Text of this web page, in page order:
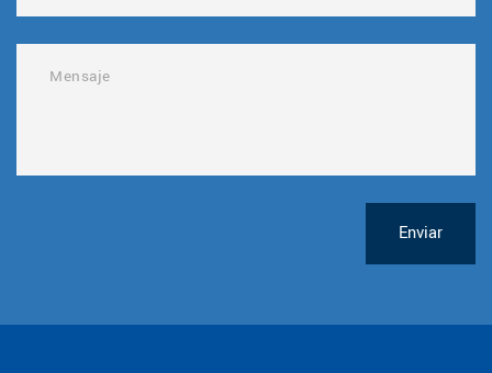
Enviar